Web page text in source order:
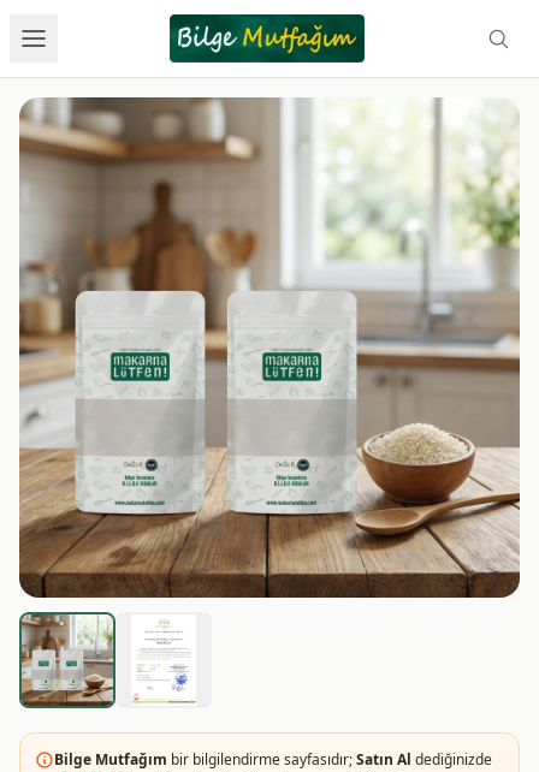
Bilge Mutfağım bir bilgilendirme sayfasıdır;Satın Al dediğinizde